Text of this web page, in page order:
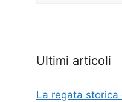
Ultimi articoli
La regata storica